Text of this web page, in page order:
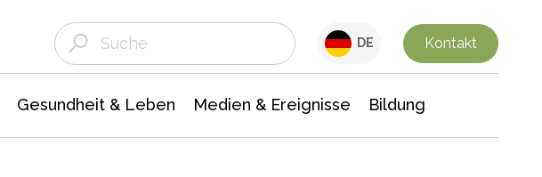
DE Kontakt
Gesundheit & Leben Medien & Ereignisse Bildung